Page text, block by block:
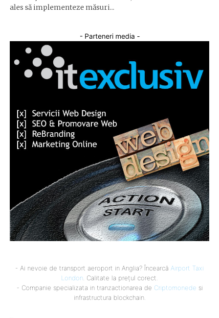
ales să implementeze măsuri...
- Parteneri media -
- Ai nevoie de transport aeroport in Anglia? Încearcă Airport Taxi
London. Calitate la prețul corect.
- Companie specializata in tranzactionarea de Criptomonede si
infrastructura blockchain.